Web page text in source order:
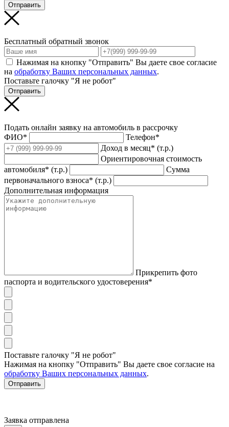
Отправить
Бесплатный обратный звонок
Нажимая на кнопку "Отправить" Вы даете свое согласие
на обработку Ваших персональных данных.
Поставьте галочку "Я не робот"
Отправить
Подать онлайн заявку на автомобиль в рассрочку
ФИО*
Телефон*
Доход в месяц* (т.р.)
Ориентировочная стоимость
автомобиля* (т.р.)
Сумма
первоначального взноса* (т.р.)
Дополнительная информация
Прикрепить фото
паспорта и водительского удостоверения*
Поставьте галочку "Я не робот"
Нажимая на кнопку "Отправить" Вы даете свое согласие на
обработку Ваших персональных данных.
Отправить
Заявка отправлена